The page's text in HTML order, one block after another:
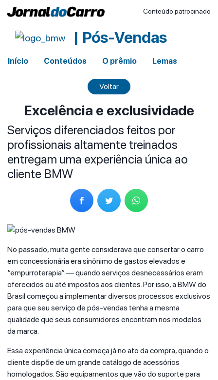
Conteúdo patrocinado
| Pós-Vendas
Início Conteúdos O prêmio Lemas
Voltar
Excelência e exclusividade
Serviços diferenciados feitos por
profissionais altamente treinados
entregam uma experiência única ao
cliente BMW
No passado, muita gente considerava que consertar o carro
em concessionária era sinônimo de gastos elevados e
“empurroterapia” — quando serviços desnecessários eram
oferecidos ou até impostos aos clientes. Por isso, a BMW do
Brasil começou a implementar diversos processos exclusivos
para que seu serviço de pós-vendas tenha a mesma
qualidade que seus consumidores encontram nos modelos
da marca.
Essa experiência única começa já no ato da compra, quando o
cliente dispõe de um grande catálogo de acessórios
homologados. São equipamentos que vão do suporte para